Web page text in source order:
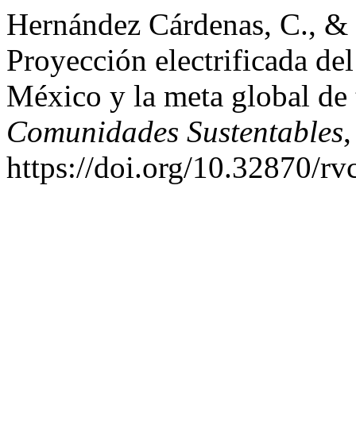
Hernández Cárdenas, C.,
Proyección electrificada
México y la meta global
Comunidades Sustentables
https://doi.org/10.32870/